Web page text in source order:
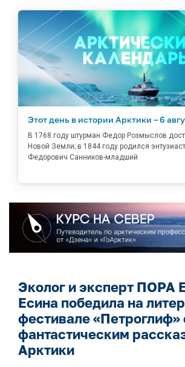
Этот день в истории Арктики – 6
В 1768 году штурман Федор Розмыслов
Новой Земли; в 1844 году родился
Федорович Санников-младший
Эколог и эксперт ПОРА
Есина победила на
фестивале «Петроглиф»
фантастическим
Арктики